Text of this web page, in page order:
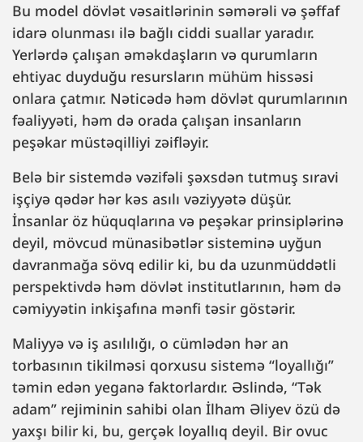
Bu model dövlət vəsaitlərinin səmərəli və şəffaf
idarə olunması ilə bağlı ciddi suallar yaradır.
Yerlərdə çalışan əməkdaşların və qurumların
ehtiyac duyduğu resursların mühüm hissəsi
onlara çatmır. Nəticədə həm dövlət qurumlarının
fəaliyyəti, həm də orada çalışan insanların
peşəkar müstəqilliyi zəifləyir.
Belə bir sistemdə vəzifəli şəxsdən tutmuş sıravi
işçiyə qədər hər kəs asılı vəziyyətə düşür.
İnsanlar öz hüquqlarına və peşəkar prinsiplərinə
deyil, mövcud münasibətlər sisteminə uyğun
davranmağa sövq edilir ki, bu da uzunmüddətli
perspektivdə həm dövlət institutlarının, həm də
cəmiyyətin inkişafına mənfi təsir göstərir.
Maliyyə və iş asılılığı, o cümlədən hər an
torbasının tikilməsi qorxusu sistemə “loyallığı”
təmin edən yeganə faktorlardır. Əslində, “Tək
adam” rejiminin sahibi olan İlham Əliyev özü də
yaxşı bilir ki, bu, gerçək loyallıq deyil. Bir ovuc